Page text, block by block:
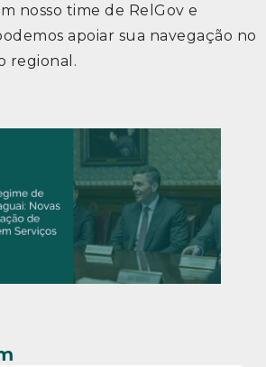
nosso time de RelGov e
apoiar sua navegação no
regional.